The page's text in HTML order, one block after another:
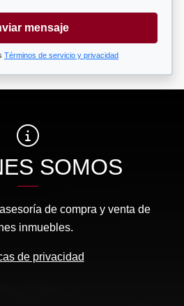
mensaje
Términos de servicio y privacidad
SOMOS
de compra y venta de
inmuebles.
de privacidad